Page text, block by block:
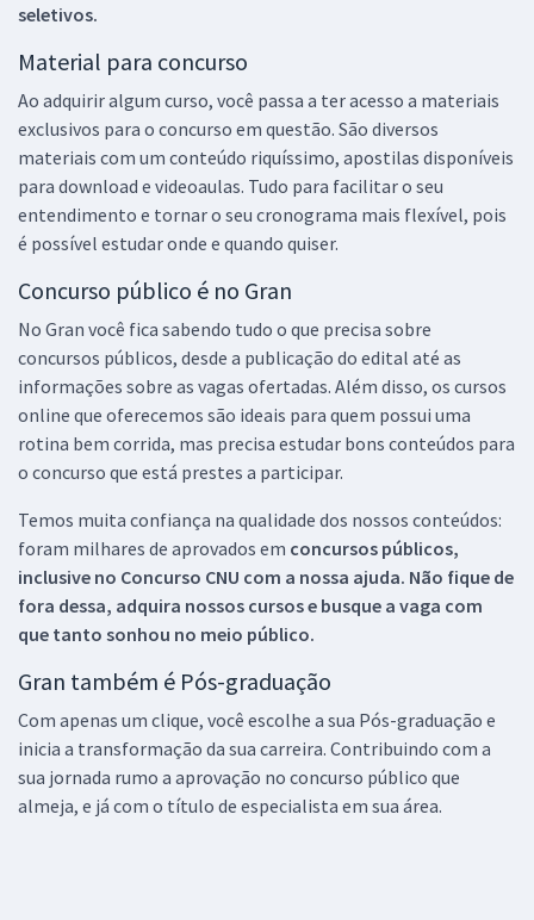
seletivos.
Material para concurso
Ao adquirir algum curso, você passa a ter acesso a materiais
exclusivos para o concurso em questão. São diversos
materiais com um conteúdo riquíssimo, apostilas disponíveis
para download e videoaulas. Tudo para facilitar o seu
entendimento e tornar o seu cronograma mais flexível, pois
é possível estudar onde e quando quiser.
Concurso público é no Gran
No Gran você fica sabendo tudo o que precisa sobre
concursos públicos, desde a publicação do edital até as
informações sobre as vagas ofertadas. Além disso, os cursos
online que oferecemos são ideais para quem possui uma
rotina bem corrida, mas precisa estudar bons conteúdos para
o concurso que está prestes a participar.
Temos muita confiança na qualidade dos nossos conteúdos:
foram milhares de aprovados em concursos públicos,
inclusive no Concurso CNU com a nossa ajuda. Não fique de
fora dessa, adquira nossos cursos e busque a vaga com
que tanto sonhou no meio público.
Gran também é Pós-graduação
Com apenas um clique, você escolhe a sua Pós-graduação e
inicia a transformação da sua carreira. Contribuindo com a
sua jornada rumo a aprovação no concurso público que
almeja, e já com o título de especialista em sua área.